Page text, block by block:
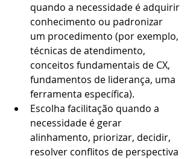
quando a necessidade é adquirir
conhecimento ou padronizar
um procedimento (por exemplo,
técnicas de atendimento,
conceitos fundamentais de CX,
fundamentos de liderança, uma
ferramenta específica).
Escolha facilitação quando a
necessidade é gerar
alinhamento, priorizar, decidir,
resolver conflitos de perspectiva